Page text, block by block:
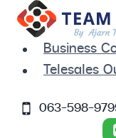
Skip
content
Business
Telesales
063-598-